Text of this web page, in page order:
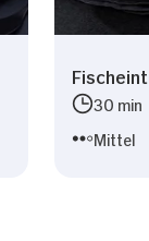
30 min
Mittel